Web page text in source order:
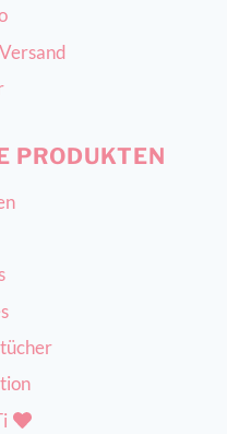
PRODUKTEN